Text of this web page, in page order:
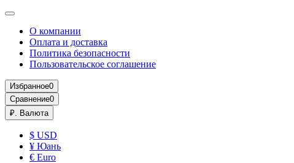
О компании
Оплата и доставка
Политика безопасности
Пользовательское соглашение
Избранное0
Сравнение0
₽. Валюта
$ USD
¥ Юань
€ Euro